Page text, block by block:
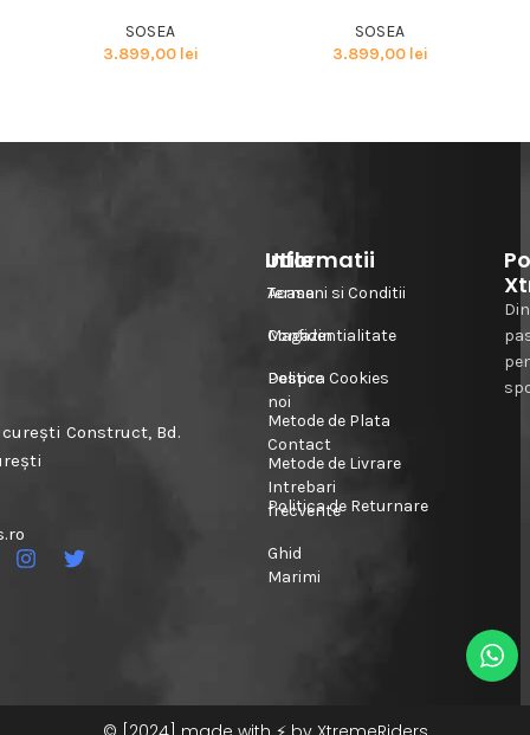
SOSEA
3.899,00 lei
SOSEA
3.899,00 lei
Construct, Bd.
Informatii
Acasa
Magazin
Despre
noi
Contact
Intrebari
frecvente
Ghid
Marimi
Utile
Termeni si Conditii
Confidentialitate
Politica Cookies
Metode de Plata
Metode de Livrare
Politica de Returnare
Din